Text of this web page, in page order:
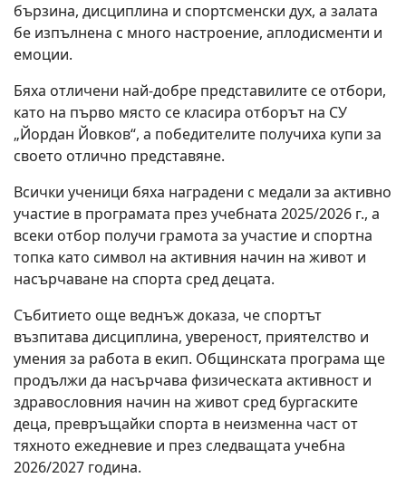
бързина, дисциплина и спортсменски дух, а залата
бе изпълнена с много настроение, аплодисменти и
емоции.
Бяха отличени най-добре представилите се отбори,
като на първо място се класира отборът на СУ
„Йордан Йовков“, а победителите получиха купи за
своето отлично представяне.
Всички ученици бяха наградени с медали за активно
участие в програмата през учебната 2025/2026 г., а
всеки отбор получи грамота за участие и спортна
топка като символ на активния начин на живот и
насърчаване на спорта сред децата.
Събитието още веднъж доказа, че спортът
възпитава дисциплина, увереност, приятелство и
умения за работа в екип. Общинската програма ще
продължи да насърчава физическата активност и
здравословния начин на живот сред бургаските
деца, превръщайки спорта в неизменна част от
тяхното ежедневие и през следващата учебна
2026/2027 година.